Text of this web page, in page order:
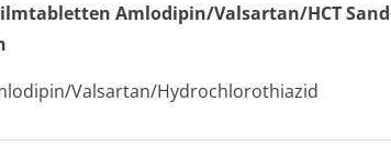
Amlodipin/Val­sartan/HCT
Val­sartan/Hydrochlo­rothiazid